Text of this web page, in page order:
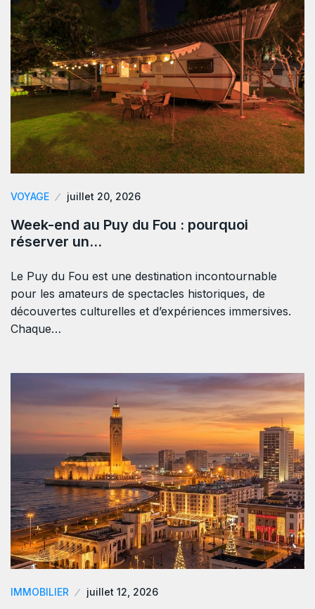
VOYAGE juillet 20, 2026
Week-end au Puy du Fou : pourquoi
réserver un…
Le Puy du Fou est une destination incontournable
pour les amateurs de spectacles historiques, de
découvertes culturelles et d’expériences immersives.
Chaque…
IMMOBILIER juillet 12, 2026